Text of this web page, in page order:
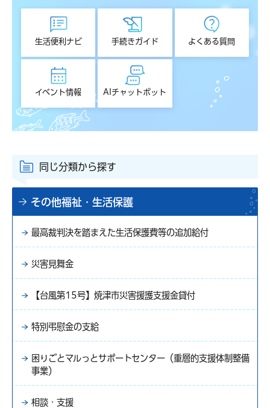
生活便利ナビ 手続きガイド よくある質問
イベント情報 AIチャットボット
同じ分類から探す
その他福祉・生活保護
最高裁判決を踏まえた生活保護費等の追加給付
災害見舞金
【台風第15号】焼津市災害援護支援金貸付
特別弔慰金の支給
困りごとマルっとサポートセンター（重層的支援体制整備
事業）
相談・支援